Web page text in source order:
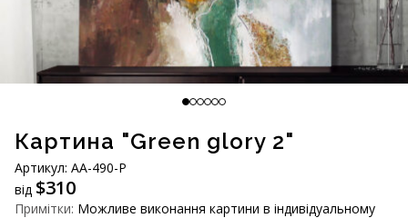
JPY (¥)TWD (NT$)
Картина "Green glory 2"
Артикул: AA-490-P
від $310
Примітки: Можливе виконання картини в індивідуальному